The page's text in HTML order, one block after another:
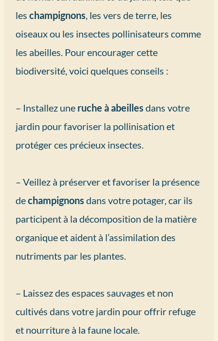
les champignons, les vers de terre, les
oiseaux ou les insectes pollinisateurs comme
les abeilles. Pour encourager cette
biodiversité, voici quelques conseils :
– Installez une ruche à abeilles dans votre
jardin pour favoriser la pollinisation et
protéger ces précieux insectes.
– Veillez à préserver et favoriser la présence
dechampignons dans votre potager, car ils
participent à la décomposition de la matière
organique et aident à l’assimilation des
nutriments par les plantes.
– Laissez des espaces sauvages et non
cultivés dans votre jardin pour offrir refuge
et nourriture à la faune locale.